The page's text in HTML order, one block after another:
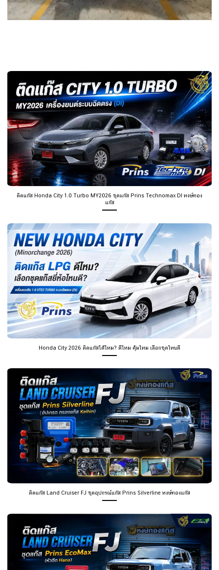
ติดแก๊ส Honda City 1.0 Turbo MY2026 ชุดแก๊ส Prins Technomax DI หงษ์ทอง
แก๊ส
Honda City 2026 ติดแก๊สได้ไหม? ดีไหม คุ้มไหม เลือกชุดไหนดี
ติดแก๊ส Land Cruiser FJ ชุดอุปกรณ์แก๊ส Prins Silverline หงษ์ทองแก๊ส